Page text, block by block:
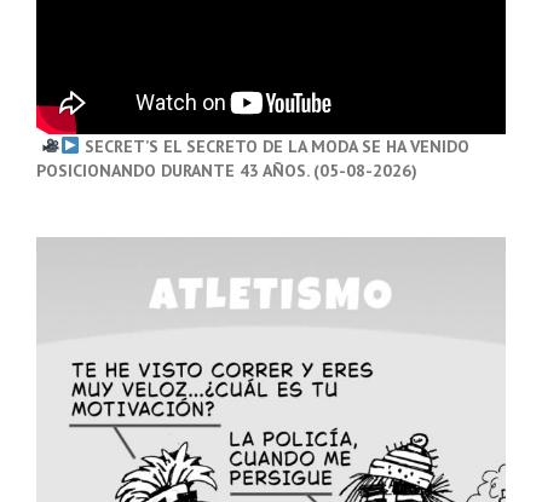
SECRET’S EL SECRETO DE LA MODA SE HA VENIDO
POSICIONANDO DURANTE 43 AÑOS. (05-08-2026)